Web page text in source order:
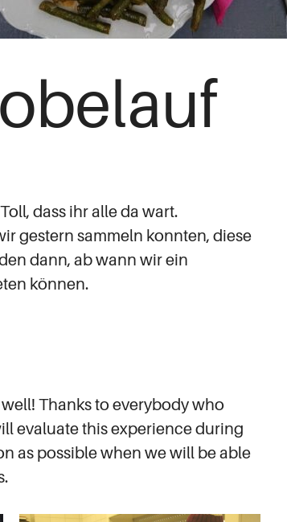
dass ihr alle da wart.
gestern sammeln konnten, diese
dann, ab wann wir ein
können.
Thanks to everybody who
evaluate this experience during
as possible when we will be able